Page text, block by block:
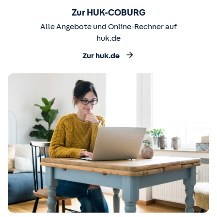
Zur HUK-COBURG
Alle Angebote und Online-Rechner auf
huk.de
Zur huk.de